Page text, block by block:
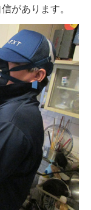
があります。